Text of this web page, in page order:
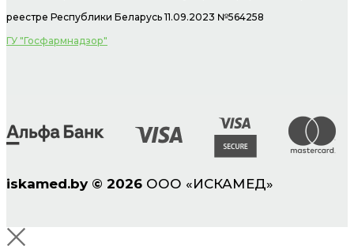
реестре Республики Беларусь 11.09.2023 №564258
ГУ "Госфармнадзор"
iskamed.by © 2026 ООО «ИСКАМЕД»